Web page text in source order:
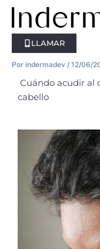
contenido
LLAMAR
Por indermadev / 12/06/
Cuándo acudir al
cabello